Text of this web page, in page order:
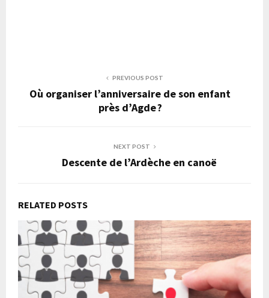
PREVIOUS POST
Où organiser l’anniversaire de son enfant
près d’Agde ?
NEXT POST
Descente de l’Ardèche en canoë
RELATED POSTS